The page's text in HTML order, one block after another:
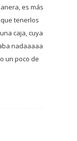
es más
tenerlos
caja, cuya
nadaaaaa
un poco de